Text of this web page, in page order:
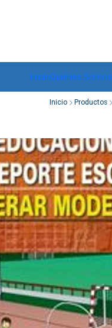
InicioQuiénes Somos
Inicio Productos